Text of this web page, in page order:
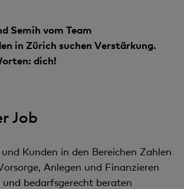
Semih vom Team
in Zürich suchen Verstärkung.
dich!
Job
Kunden in den Bereichen Zahlen
Anlegen und Finanzieren
und bedarfsgerecht beraten